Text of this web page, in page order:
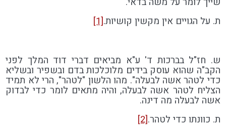
ת. על הגויים אין מקשין קושיות.[1]
ש. חז"ל בברכות ד' ע"א מביאים דברי דוד המלך לפני
הקב"ה שהוא עוסק בידים מלוכלכות בדם ובשפיר ובשליא
כדי לטהר אשה לבעלה". מהו הלשון "לטהר", הרי לא תמיד
הצליח לטהר אשה לבעלה, והיה מתאים לומר כדי לבדוק
אשה לבעלה מה דינה.
ת. כוונתו כדי לטהר.[2]